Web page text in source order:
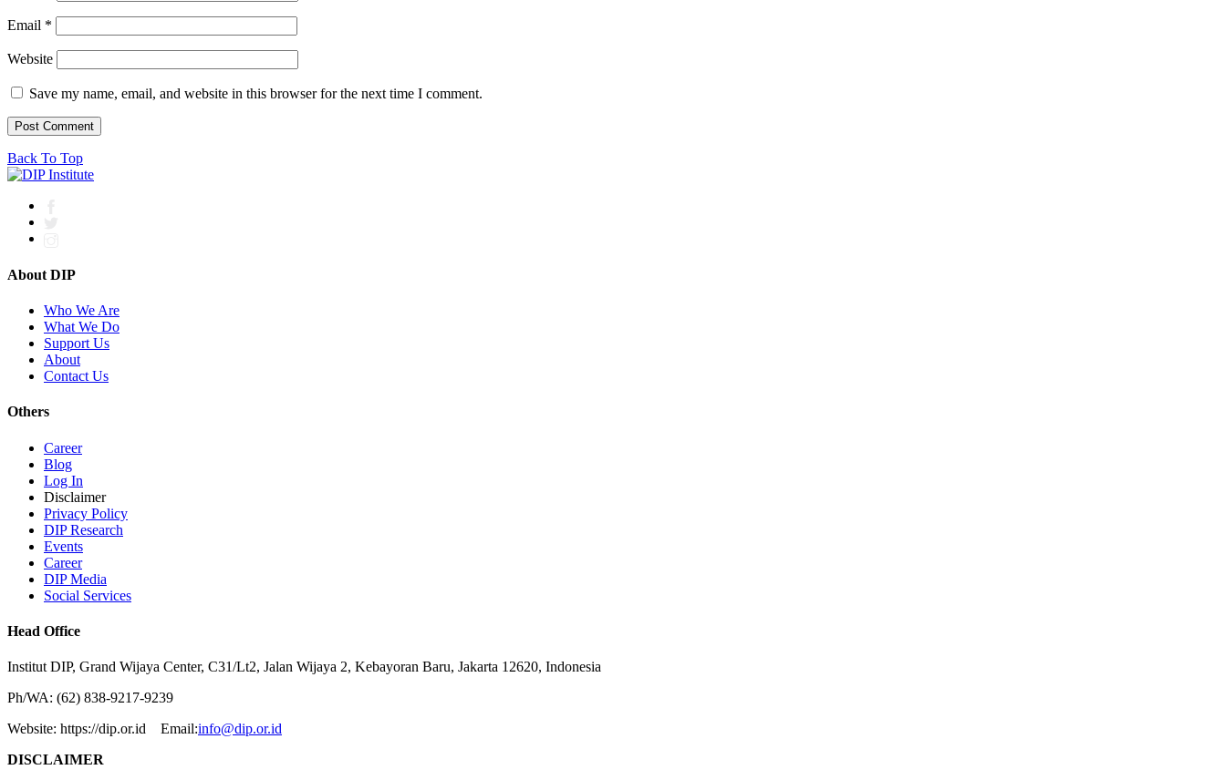
Email *
Website
Save my name, email, and website in this browser for the next time I comment.
Back To Top
About DIP
Who We Are
What We Do
Support Us
About
Contact Us
Others
Career
Blog
Log In
Disclaimer
Privacy Policy
DIP Research
Events
Career
DIP Media
Social Services
Head Office
Institut DIP, Grand Wijaya Center, C31/Lt2, Jalan Wijaya 2, Kebayoran Baru, Jakarta 12620, Indonesia
Ph/WA: (62) 838-9217-9239
Website: https://dip.or.id Email:info@dip.or.id
DISCLAIMER